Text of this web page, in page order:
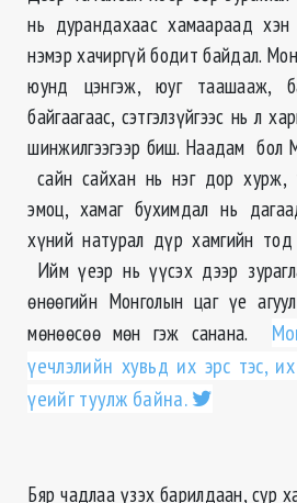
нь дурандахаас хамаараад
нэмэр хачиргүй бодит байдал.
юунд цэнгэж, юуг таашааж,
байгаагаас, сэтгэлзүйгээс нь л
шинжилгээгээр биш. Наадам бол
сайн сайхан нь нэг дор хурж,
эмоц, хамаг бухимдал нь
хүний натурал дүр хамгийн тод
Ийм үеэр нь үүсэх дээр
өнөөгийн Монголын цаг үе
мөнөөсөө мөн гэж санана.
үечлэлийн хувьд их эрс тэс,
үеийг туулж байна.
Бяр чадлаа үзэх барилдаан, сур